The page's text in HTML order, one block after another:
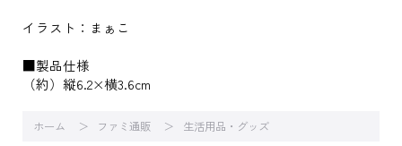
イラスト：まぁこ
■製品仕様
（約）縦6.2×横3.6cm
ホーム ファミ通販 生活用品・グッズ